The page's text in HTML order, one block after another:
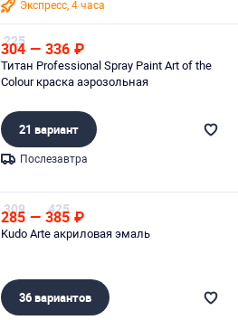
Экспресс, 4 часа
225
304 — 336 ₽
Титан Professional Spray Paint Art of the
Colour краска аэрозольная
21 вариант
Послезавтра
309
285 — 425
385 ₽
Kudo Arte акриловая эмаль
36 вариантов